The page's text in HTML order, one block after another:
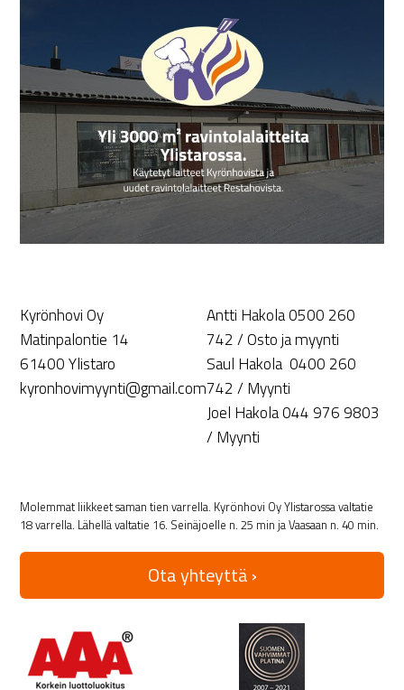
Kyrönhovi Oy
Matinpalontie 14
61400 Ylistaro
kyronhovimyynti@gmail.com
Antti Hakola 0500 260
742 / Osto ja myynti
Saul Hakola 0400 260
742 / Myynti
Joel Hakola 044 976 9803
/ Myynti
Molemmat liikkeet saman tien varrella. Kyrönhovi Oy Ylistarossa valtatie
18 varrella. Lähellä valtatie 16. Seinäjoelle n. 25 min ja Vaasaan n. 40 min.
Ota yhteyttä ›